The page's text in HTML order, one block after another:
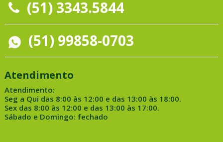
(51) 3343.5844
(51) 99858-0703
Atendimento
Atendimento:
Seg a Qui das 8:00 às 12:00 e das 13:00 às 18:00.
Sex das 8:00 às 12:00 e das 13:00 às 17:00.
Sábado e Domingo: fechado